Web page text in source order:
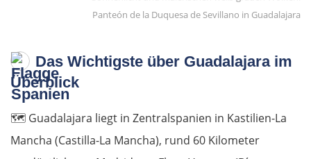
Panteón de la Duquesa de Sevillano in Guadalajara
Das Wichtigste über Guadalajara im
Überblick
🗺️ Guadalajara liegt in Zentralspanien in Kastilien-La
Mancha (Castilla-La Mancha), rund 60 Kilometer